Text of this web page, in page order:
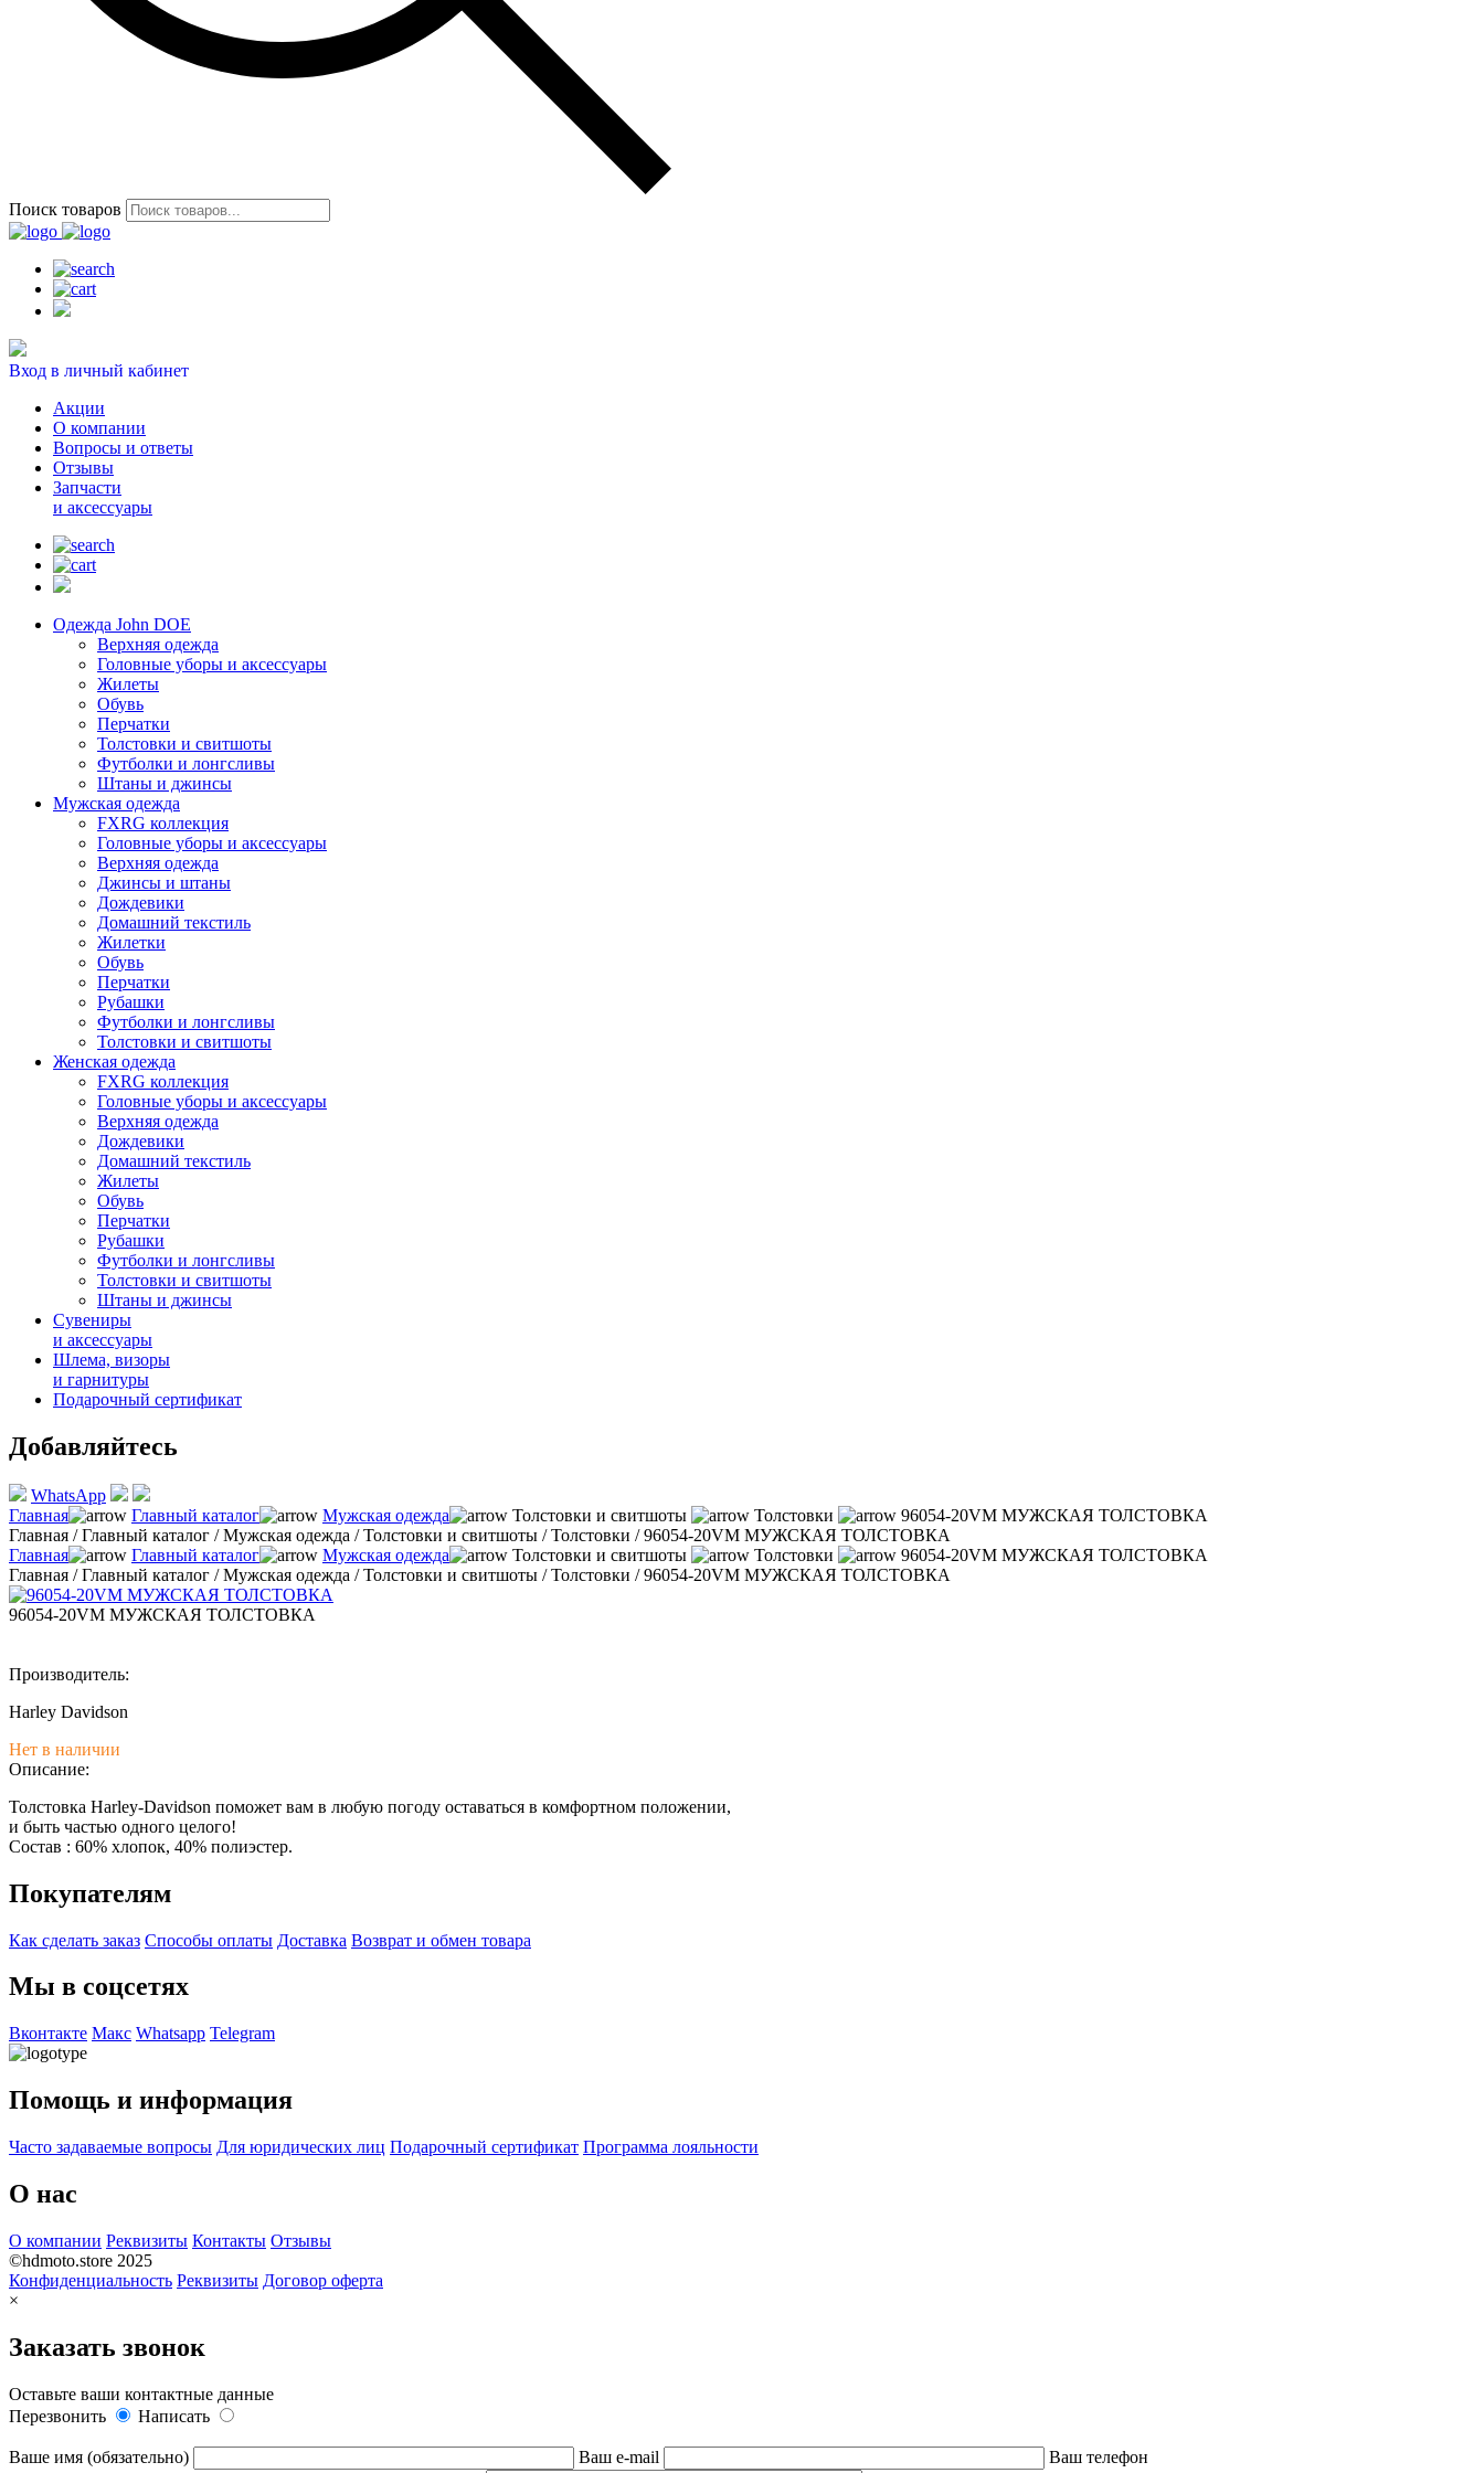
Поиск товаров
Вход в личный кабинет
Акции
О компании
Вопросы и ответы
Отзывы
Запчасти
и аксессуары
Одежда John DOE
Верхняя одежда
Головные уборы и аксессуары
Жилеты
Обувь
Перчатки
Толстовки и свитшоты
Футболки и лонгсливы
Штаны и джинсы
Мужская одежда
FXRG коллекция
Головные уборы и аксессуары
Верхняя одежда
Джинсы и штаны
Дождевики
Домашний текстиль
Жилетки
Обувь
Перчатки
Рубашки
Футболки и лонгсливы
Толстовки и свитшоты
Женская одежда
FXRG коллекция
Головные уборы и аксессуары
Верхняя одежда
Дождевики
Домашний текстиль
Жилеты
Обувь
Перчатки
Рубашки
Футболки и лонгсливы
Толстовки и свитшоты
Штаны и джинсы
Сувениры
и аксессуары
Шлема, визоры
и гарнитуры
Подарочный сертификат
Добавляйтесь
WhatsApp
Главная
Главный каталог Мужская одежда Толстовки и свитшоты Толстовки
96054-20VM МУЖСКАЯ ТОЛСТОВКА
Главная /Главный каталог /Мужская одежда /Толстовки и свитшоты /Толстовки /96054-20VM МУЖСКАЯ ТОЛСТОВКА
Главная
Главный каталог Мужская одежда Толстовки и свитшоты Толстовки
96054-20VM МУЖСКАЯ ТОЛСТОВКА
Главная /Главный каталог /Мужская одежда /Толстовки и свитшоты /Толстовки /96054-20VM МУЖСКАЯ ТОЛСТОВКА
96054-20VM МУЖСКАЯ ТОЛСТОВКА
Производитель:
Harley Davidson
Нет в наличии
Описание:
Толстовка Harley-Davidson поможет вам в любую погоду оставаться в комфортном положении,
и быть частью одного целого!
Состав : 60% хлопок, 40% полиэстер.
Покупателям
Как сделать заказ Способы оплаты Доставка Возврат и обмен товара
Мы в соцсетях
Вконтакте Макс Whatsapp Telegram
Помощь и информация
Часто задаваемые вопросы Для юридических лиц Подарочный сертификат Программа лояльности
О нас
О компании Реквизиты Контакты Отзывы
©hdmoto.store 2025
Конфиденциальность Реквизиты Договор оферта
×
Заказать звонок
Оставьте ваши контактные данные
Перезвонить
Написать
Ваше имя (обязательно) Ваш e-mail Ваш телефон